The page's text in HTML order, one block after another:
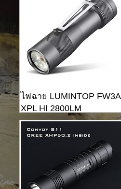
ไฟฉาย LUMINTOP FW3A
XPL HI 2800LM